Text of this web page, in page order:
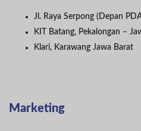
Jl. Raya Serpong (Depan
KIT Batang, Pekalongan –
Klari, Karawang Jawa Barat
Marketing